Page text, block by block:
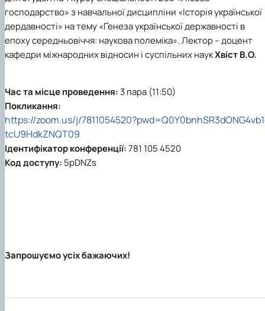
Підготовка до вступу в аспірантуру
Правила прийому 2026
Контактні дані
Профорієнтаційна діяльність
Профорієнтаційна робота
Інформація і політика
HistoryEU
господарство»з навчальної дисципліни «Історія української
дердавності» на тему«Ґенеза української державності в
епоху середньовіччя: наукова полеміка». Лектор – доцент
кафедри міжнародних відносин і суспільних наукХвіст В.О.
Час та місце проведення: 3 пара (11:50)
Покликання:
https://zoom.us/j/
tcU9HdkZNQT09
Ідентифікатор конференції:781 105 4520
Код доступу: 5pDNZs
Запрошуємо усіх бажаючих!